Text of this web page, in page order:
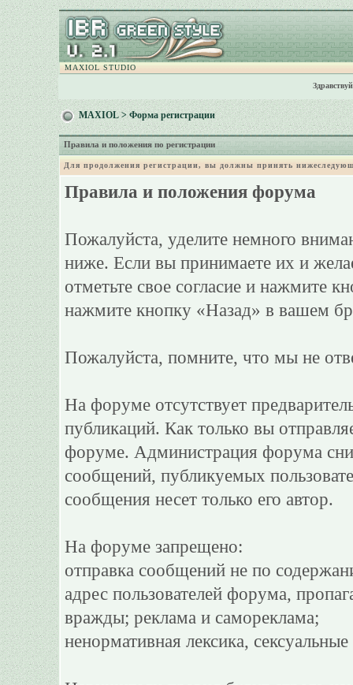
MAXIOL STUDIO
MAXIOL> Форма регистрации
Правила и положения по регистрации
Для продолжения регистрации, вы должны принять
Правила и положения форума
Пожалуйста, уделите немного
ниже. Если вы принимаете их и
отметьте свое согласие и нажмите
нажмите кнопку «Назад» в вашем
Пожалуйста, помните, что мы не
На форуме отсутствует
публикаций. Как только вы
форуме. Администрация форума
сообщений, публикуемых
сообщения несет только его автор.
На форуме запрещено:
отправка сообщений не по
адрес пользователей форума,
вражды; реклама и самореклама;
ненормативная лексика,